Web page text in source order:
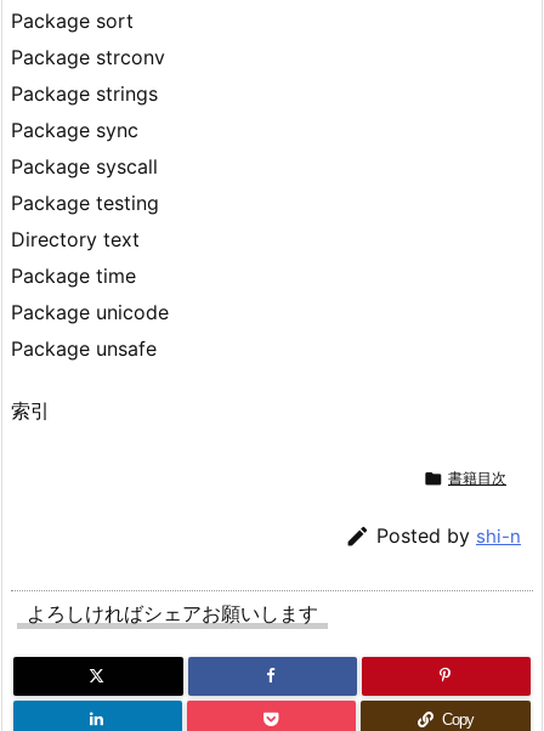
Package sort
Package strconv
Package strings
Package sync
Package syscall
Package testing
Directory text
Package time
Package unicode
Package unsafe
索引
 書籍目次
 Posted by shi-n
よろしければシェアお願いします
Copy